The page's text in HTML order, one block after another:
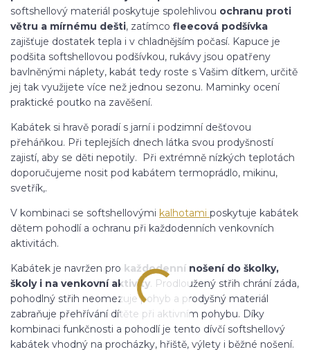
softshellový materiál poskytuje spolehlivou ochranu proti
větru a mírnému dešti, zatímco fleecová podšívka
zajišťuje dostatek tepla i v chladnějším počasí. Kapuce je
podšita softshellovou podšívkou, rukávy jsou opatřeny
bavlněnými náplety, kabát tedy roste s Vašim dítkem, určitě
jej tak využijete více než jednou sezonu. Maminky ocení
praktické poutko na zavěšení.
Kabátek si hravě poradí s jarní i podzimní dešťovou
přeháňkou. Při teplejších dnech látka svou prodyšností
zajistí, aby se děti nepotily. Při extrémně nízkých teplotách
doporučujeme nosit pod kabátem termoprádlo, mikinu,
svetřík,.
V kombinaci se softshellovými kalhotami poskytuje kabátek
dětem pohodlí a ochranu při každodenních venkovních
aktivitách.
Kabátek je navržen pro každodenní nošení do školky,
školy i na venkovní aktivity. Prodloužený střih chrání záda,
pohodlný střih neomezuje pohyb a prodyšný materiál
zabraňuje přehřívání dítěte při aktivním pohybu. Díky
kombinaci funkčnosti a pohodlí je tento dívčí softshellový
kabátek vhodný na procházky, hřiště, výlety i běžné nošení.